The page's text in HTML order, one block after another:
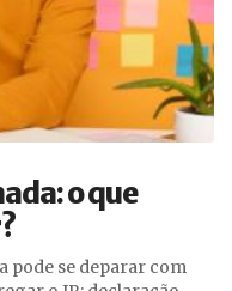
o que
pode se deparar com